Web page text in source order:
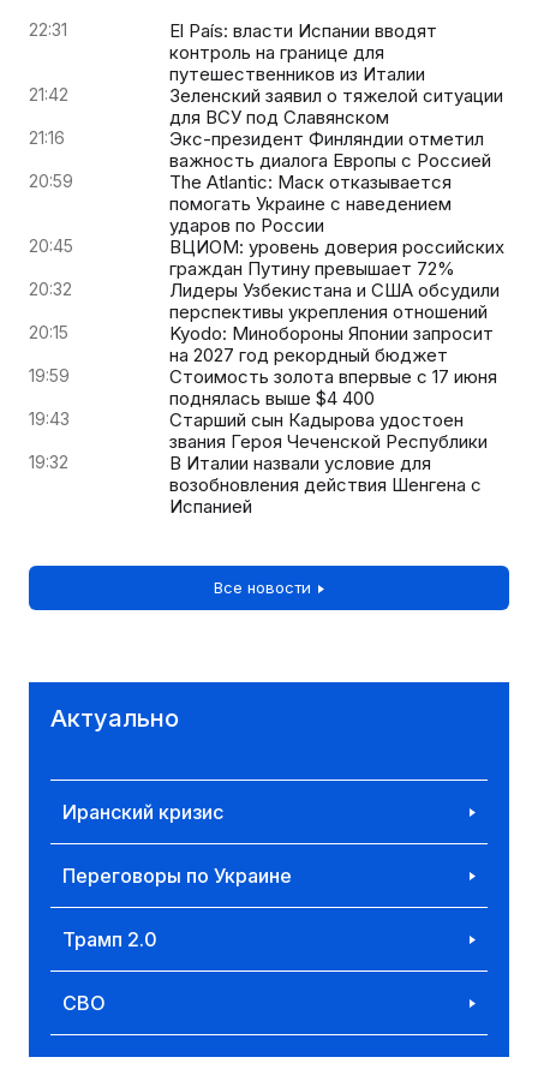
22:31
El País: власти Испании вводят
контроль на границе для
путешественников из Италии
21:42
Зеленский заявил о тяжелой ситуации
для ВСУ под Славянском
21:16
Экс-президент Финляндии отметил
важность диалога Европы с Россией
20:59
The Atlantic: Маск отказывается
помогать Украине с наведением
ударов по России
20:45
ВЦИОМ: уровень доверия российских
граждан Путину превышает 72%
20:32
Лидеры Узбекистана и США обсудили
перспективы укрепления отношений
20:15
Kyodo: Минобороны Японии запросит
на 2027 год рекордный бюджет
19:59
Стоимость золота впервые с 17 июня
поднялась выше $4 400
19:43
Старший сын Кадырова удостоен
звания Героя Чеченской Республики
19:32
В Италии назвали условие для
возобновления действия Шенгена с
Испанией
Все новости
Актуально
Иранский кризис
Переговоры по Украине
Трамп 2.0
СВО